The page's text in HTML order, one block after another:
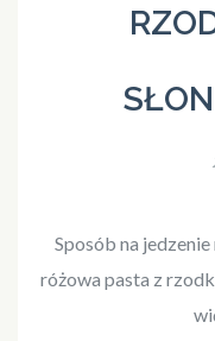
Sposób na
różowa pasta z